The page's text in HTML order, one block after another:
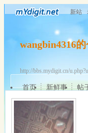
新站
wangbin4316
http://bbs.mydigit.cn/
首页 新鲜事 帖